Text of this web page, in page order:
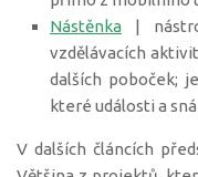
Nástěnka |
vzdělávacích
dalších poboček;
které události a
V dalších článcích